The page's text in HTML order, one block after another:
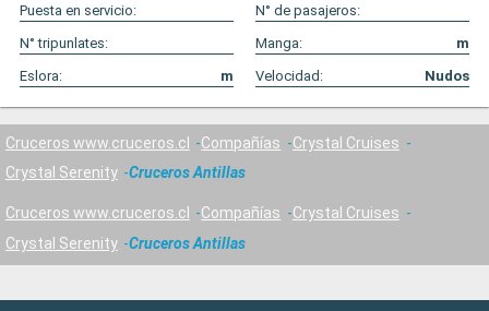
Puesta en servicio:
N° de pasajeros:
N° tripunlates:
Manga:
m
Eslora:
m Velocidad: Nudos
Cruceros www.cruceros.cl Compañías
Crystal Cruises
Crystal Serenity
Cruceros Antillas
Cruceros www.cruceros.cl Compañías
Crystal Cruises
Crystal Serenity
Cruceros Antillas